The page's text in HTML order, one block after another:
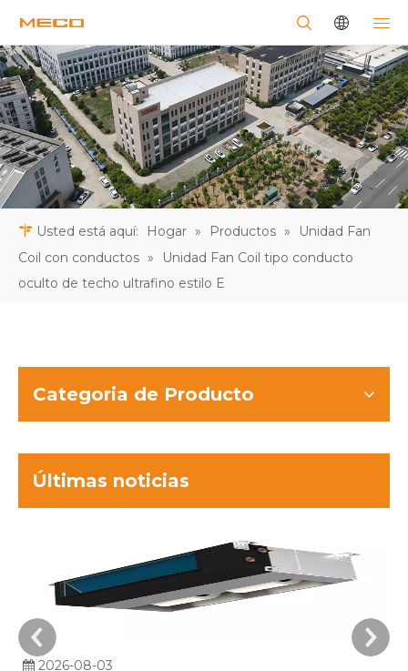
Usted está aquí: Hogar » Productos »
Unidad Fan
Coil con conductos »
Unidad Fan Coil tipo conducto
oculto de techo ultrafino estilo E
Categoria de Producto
Últimas noticias
2026-08-03